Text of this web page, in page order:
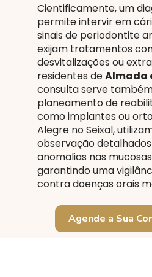
Cientificamente, um
permite intervir em
sinais de periodontite
exijam tratamentos
desvitalizações ou
residentes deAlmada
consulta serve
planeamento de
como implantes ou
Alegre no Seixal,
observação
anomalias nas
garantindo uma
contra doenças orais
Agende a Sua